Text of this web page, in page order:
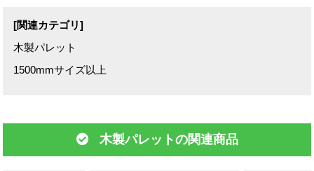
[関連カテゴリ]
木製パレット
1500mmサイズ以上
木製パレットの関連商品